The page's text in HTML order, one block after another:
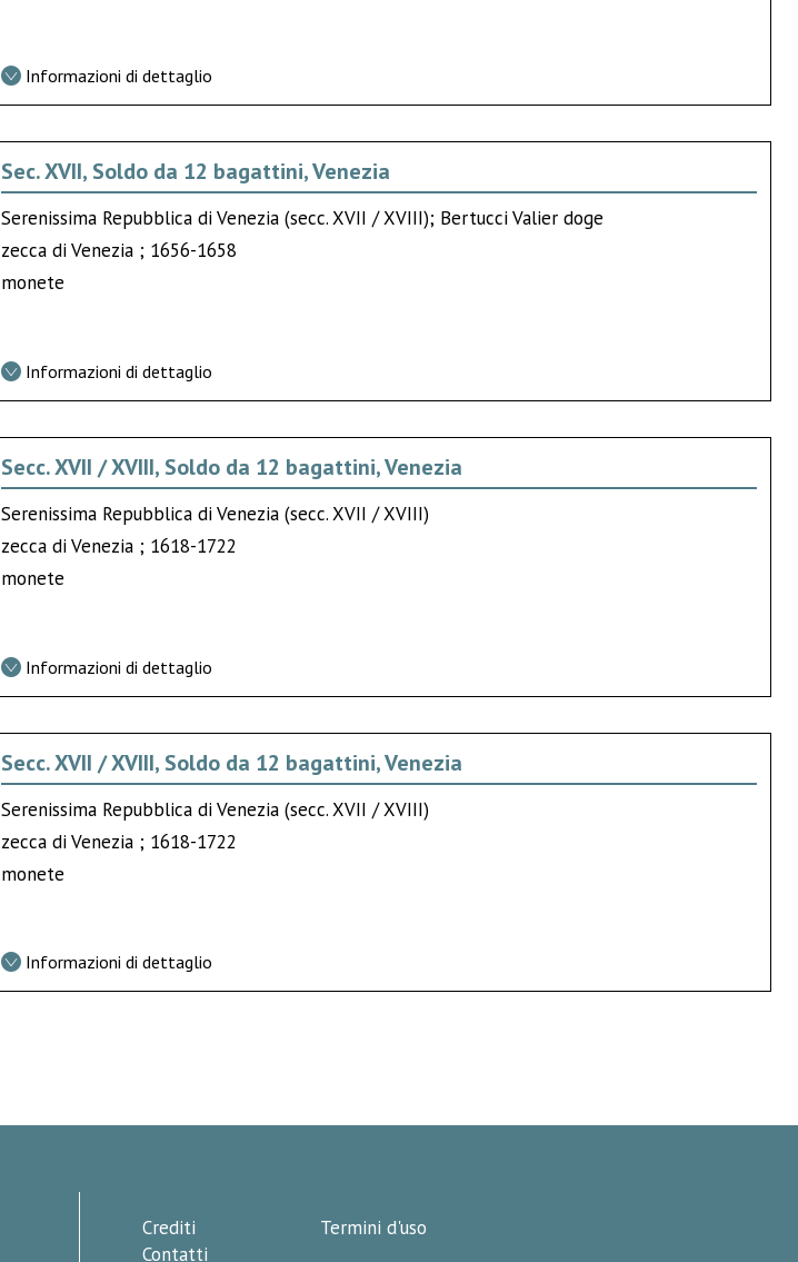
Informazioni di dettaglio
Sec. XVII, Soldo da 12 bagattini, Venezia
Serenissima Repubblica di Venezia (secc. XVII / XVIII); Bertucci Valier doge
zecca di Venezia ; 1656-1658
monete
Informazioni di dettaglio
Secc. XVII / XVIII, Soldo da 12 bagattini, Venezia
Serenissima Repubblica di Venezia (secc. XVII / XVIII)
zecca di Venezia ; 1618-1722
monete
Informazioni di dettaglio
Secc. XVII / XVIII, Soldo da 12 bagattini, Venezia
Serenissima Repubblica di Venezia (secc. XVII / XVIII)
zecca di Venezia ; 1618-1722
monete
Informazioni di dettaglio
Crediti
Contatti
Termini d'uso